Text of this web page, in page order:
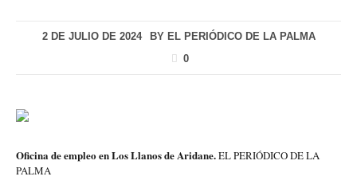
2 DE JULIO DE 2024 BY EL PERIÓDICO DE LA PALMA
0
Oficina de empleo en Los Llanos de Aridane.EL PERIÓDICO DE LA
PALMA